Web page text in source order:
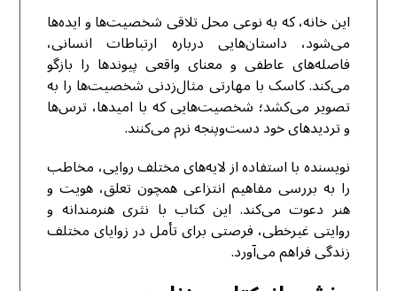
این خانه، که به نوعی محل تلاقی شخصیت‌ها و ایده‌ها
می‌شود، داستان‌هایی درباره ارتباطات انسانی،
فاصله‌های عاطفی و معنای واقعی پیوندها را بازگو
می‌کند. کاسک با مهارتی مثال‌زدنی شخصیت‌ها را به
تصویر می‌کشد؛ شخصیت‌هایی که با امیدها، ترس‌ها
و تردیدهای خود دست‌وپنجه نرم می‌کنند.
نویسنده با استفاده از لایه‌های مختلف روایی، مخاطب
را به بررسی مفاهیم انتزاعی همچون تعلق، هویت و
هنر دعوت می‌کند. این کتاب با نثری هنرمندانه و
روایتی غیرخطی، فرصتی برای تأمل در زوایای مختلف
زندگی فراهم می‌آورد.